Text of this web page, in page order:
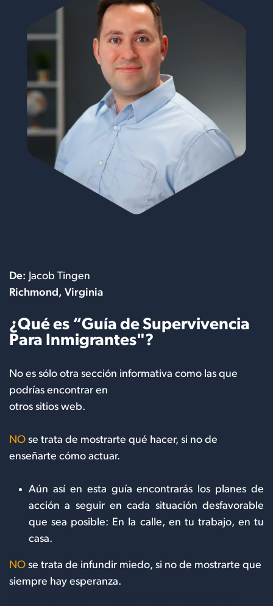
De: Jacob Tingen
Richmond, Virginia
¿Qué es “Guía de Supervivencia
Para Inmigrantes"?
No es sólo otra sección informativa como las que
podrías encontrar en
otros sitios web.
NO se trata de mostrarte qué hacer, si no de
enseñarte cómo actuar.
Aún así en esta guía encontrarás los planes de
acción a seguir en cada situación desfavorable
que sea posible: En la calle, en tu trabajo, en tu
casa.
NO se trata de infundir miedo, si no de mostrarte que
siempre hay esperanza.